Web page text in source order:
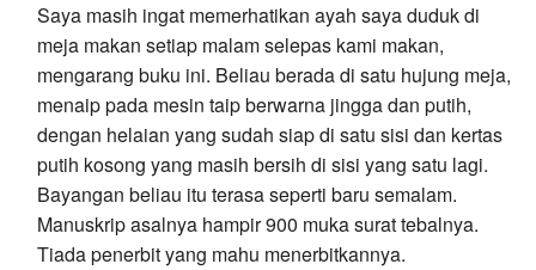
Saya masih ingat memerhatikan ayah saya duduk di
meja makan setiap malam selepas kami makan,
mengarang buku ini. Beliau berada di satu hujung meja,
menaip pada mesin taip berwarna jingga dan putih,
dengan helaian yang sudah siap di satu sisi dan kertas
putih kosong yang masih bersih di sisi yang satu lagi.
Bayangan beliau itu terasa seperti baru semalam.
Manuskrip asalnya hampir 900 muka surat tebalnya.
Tiada penerbit yang mahu menerbitkannya.